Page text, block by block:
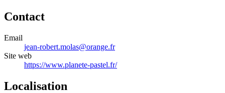
Contact
Email
jean-robert.molas@orange.fr
Site web
https://www.planete-pastel.fr/
Localisation